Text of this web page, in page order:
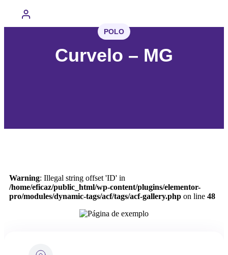
POLO
Curvelo – MG
Warning: Illegal string offset 'ID' in
/home/eficaz/public_html/wp-content/plugins/elementor-
pro/modules/dynamic-tags/acf/tags/acf-gallery.php on line 48